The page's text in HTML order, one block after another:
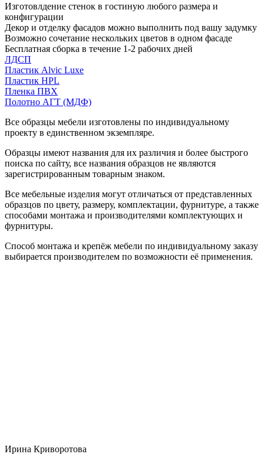
Изготовлдение стенок в гостиную любого размера и
конфигурации
Декор и отделку фасадов можно выполнить под вашу задумку
Возможно сочетание нескольких цветов в одном фасаде
Бесплатная сборка в течение 1-2 рабочих дней
ЛДСП
Пластик Alvic Luxe
Пластик HPL
Пленка ПВХ
Полотно АГТ (МДФ)
Все образцы мебели изготовлены по индивидуальному
проекту в единственном экземпляре.
Образцы имеют названия для их различия и более быстрого
поиска по сайту, все названия образцов не являются
зарегистрированным товарным знаком.
Все мебельные изделия могут отличаться от представленных
образцов по цвету, размеру, комплектации, фурнитуре, а также
способами монтажа и производителями комплектующих и
фурнитуры.
Способ монтажа и крепёж мебели по индивидуальному заказу
выбирается производителем по возможности её применения.
Ирина Криворотова